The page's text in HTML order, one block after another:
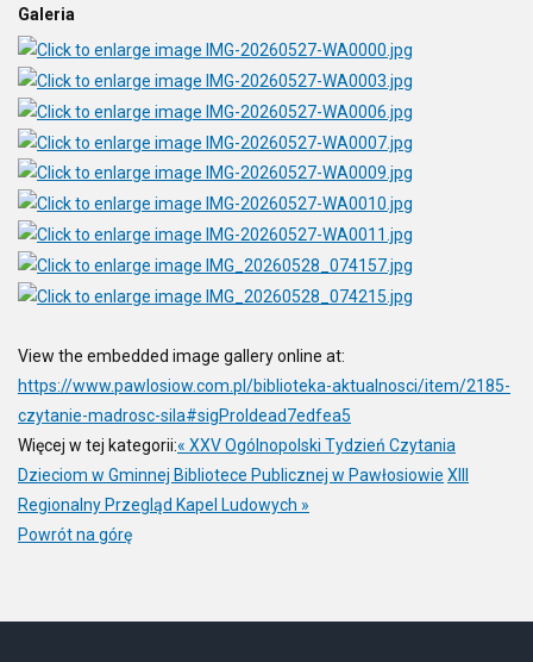
Galeria
View the embedded image gallery online at:
https://www.pawlosiow.com.pl/biblioteka-aktualnosci/item/2185-
czytanie-madrosc-sila#sigProIdead7edfea5
Więcej w tej kategorii:« XXV Ogólnopolski Tydzień Czytania
Dzieciom w Gminnej Bibliotece Publicznej w Pawłosiowie XIII
Regionalny Przegląd Kapel Ludowych »
Powrót na górę